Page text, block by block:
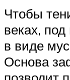
Чтобы
веках,
в виде
Основа